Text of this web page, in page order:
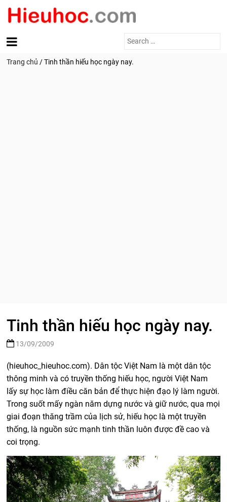
Search
Trang chủ /Tinh thần hiếu học ngày nay.
Tinh thần hiếu học ngày nay.
13/09/2009
(hieuhoc_hieuhoc.com). Dân tộc Việt Nam là một dân tộc
thông minh và có truyền thống hiếu học, người Việt Nam
lấy sự học làm điều căn bản để thực hiện đạo lý làm người.
Trong suốt mấy ngàn năm dựng nước và giữ nước, qua mọi
giai đoạn thăng trầm của lịch sử, hiếu học là một truyền
thống, là nguồn sức mạnh tinh thần luôn được đề cao và
coi trọng.